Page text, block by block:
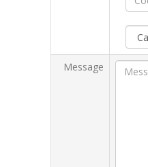
Message